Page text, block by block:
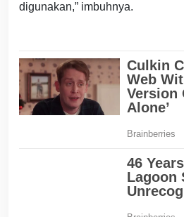
digunakan,” imbuhnya.